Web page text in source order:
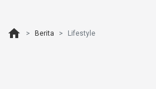
home Berita Lifestyle